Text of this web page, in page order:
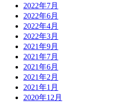
2022年7月
2022年6月
2022年4月
2022年3月
2021年9月
2021年7月
2021年6月
2021年2月
2021年1月
2020年12月